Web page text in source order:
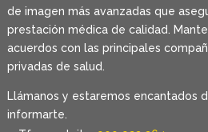
de imagen más avanzadas que
prestación médica de calidad.
acuerdos con las principales
privadas de salud.
Llámanos y estaremos encantados
informarte.